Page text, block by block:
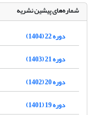
شماره‌های پیشین نشریه
دوره 22 (1404)
دوره 21 (1403)
دوره 20 (1402)
دوره 19 (1401)